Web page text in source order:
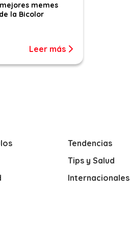
memes
la Bicolor
Leer más
Tendencias
Tips y Salud
Internacionales